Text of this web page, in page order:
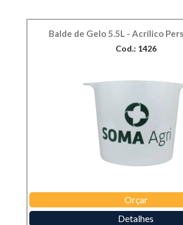
Balde de Gelo 5.5L - Acrílico
Cod.: 1426
Orçar
Detalhes